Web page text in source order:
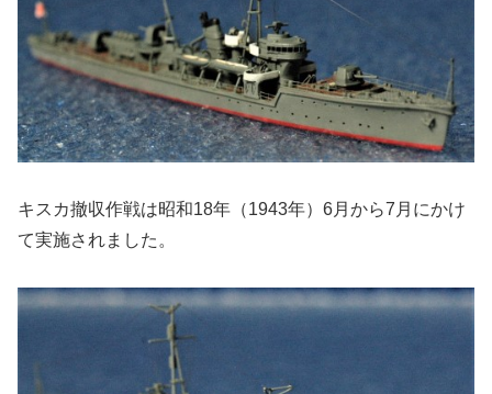
キスカ撤収作戦は昭和18年（1943年）6月から7月にかけ
て実施されました。